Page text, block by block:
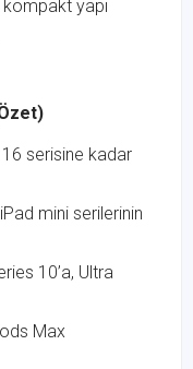
yapı
16 serisine kadar
mini serilerinin
10’a, Ultra
Max